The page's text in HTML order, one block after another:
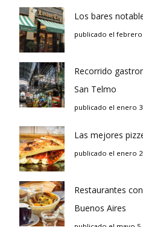
Los bares
publicado el febrero
Recorrido
San Telmo
publicado el enero
Las mejores
publicado el enero
Restaurantes
Buenos Aires